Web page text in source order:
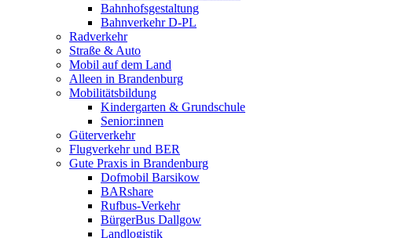
Bahnhofsgestaltung
Bahnverkehr D-PL
Radverkehr
Straße & Auto
Mobil auf dem Land
Alleen in Brandenburg
Mobilitätsbildung
Kindergarten & Grundschule
Senior:innen
Güterverkehr
Flugverkehr und BER
Gute Praxis in Brandenburg
Dofmobil Barsikow
BARshare
Rufbus-Verkehr
BürgerBus Dallgow
Landlogistik